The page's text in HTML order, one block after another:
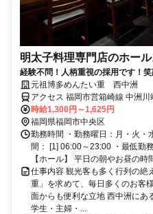
明太子料理専門店のホー
経験不問！人柄重視の採用です！
しませんか？
元祖博多めんたい重 西中洲
アクセス 福岡市営箱崎線 中洲
中洲川端1番口徒歩約4分、福岡
時給1,300円～1,625円
福岡県福岡市中央区
勤務時間 ・勤務曜日：月・火・
間： [1] 06:00～23:00 ・最低勤
【ホール】 平日の朝やお昼の時
仕事内容 観光客も多く行列の
重」を求めて、毎日多くのお客
面からも便利な立地 西中洲にあ
学生・主婦・...